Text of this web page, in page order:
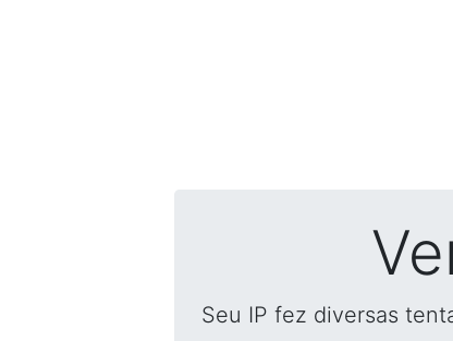
Seu IP fez diversas